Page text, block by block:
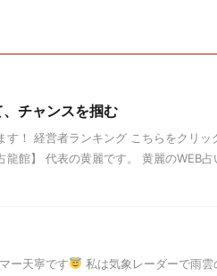
チャンスを掴む
す！ 経営者ランキング こちらをクリ
龍館】 代表の黄麗です。 黄麗のWEB
ー天寧です 私は気象レーダーで雨